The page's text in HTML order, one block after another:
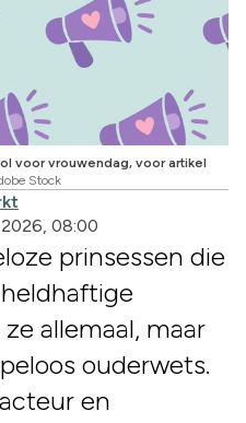
voor vrouwendag, voor artikel
Stock
08:00
prinsessen die
allemaal, maar
ouderwets.
en